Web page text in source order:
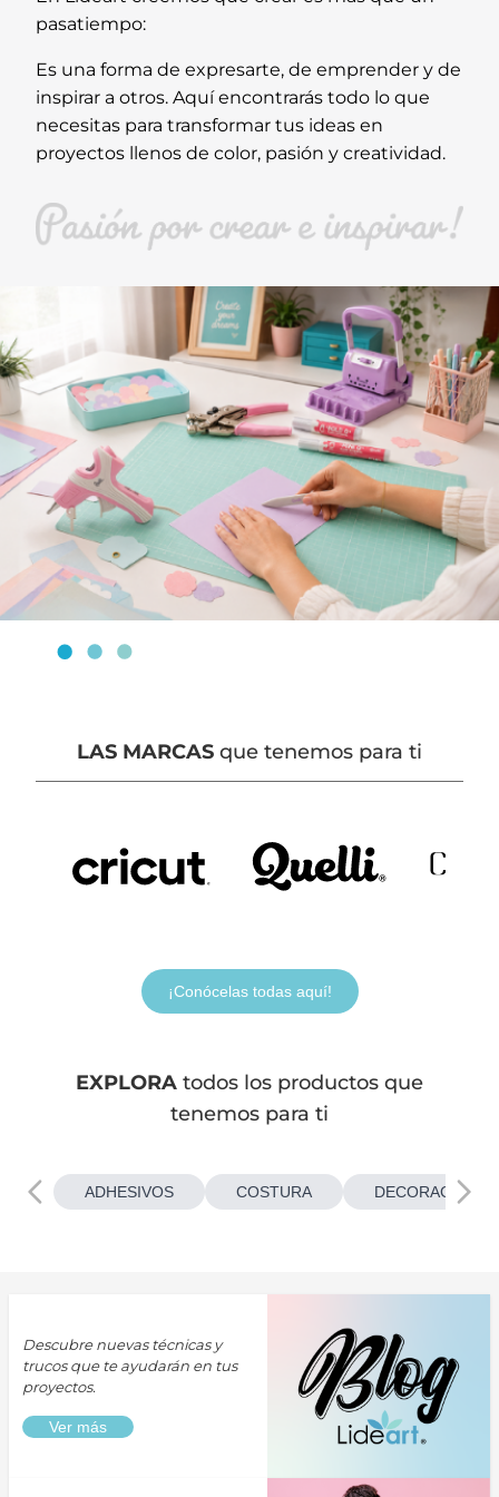
pasatiempo:
Es una forma de expresarte, de emprender y de
inspirar a otros. Aquí encontrarás todo lo que
necesitas para transformar tus ideas en
proyectos llenos de color, pasión y creatividad.
LAS MARCAS que tenemos para ti
¡Conócelas todas aquí!
EXPLORA todos los productos que
tenemos para ti
ADHESIVOS COSTURA
Descubre nuevas técnicas y
trucos que te ayudarán en tus
proyectos.
Ver más